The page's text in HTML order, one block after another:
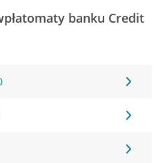
banku Credit